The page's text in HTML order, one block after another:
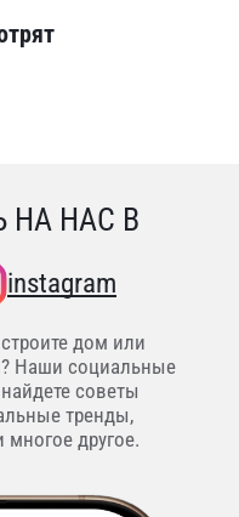
НА НАС В
instagram
дом или
Наши социальные
советы
тренды,
другое.